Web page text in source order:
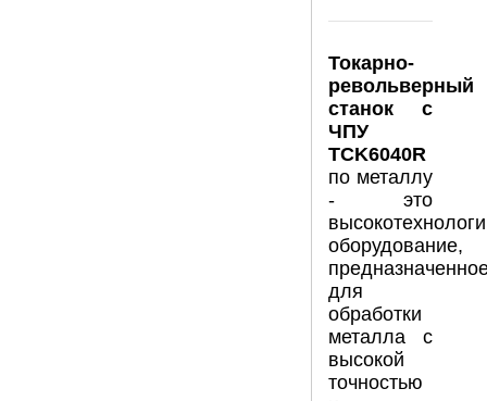
Токарно-
револьверный
станок с
ЧПУ
TCK6040R
по металлу
- это
оборудование,
для
обработки
металла с
высокой
точностью